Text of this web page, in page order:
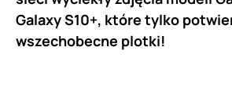
Galaxy S10+, które tylko
wszechobecne plotki!